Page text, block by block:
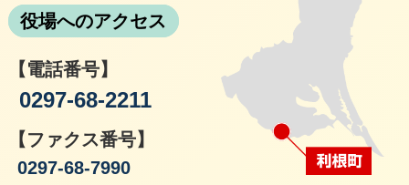
役場へのアクセス
【電話番号】
0297-68-2211
【ファクス番号】
0297-68-7990